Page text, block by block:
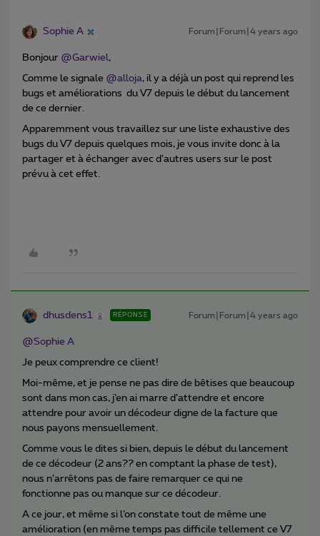
Sophie A Forum|Forum|4 years ago
Bonjour @Garwiel,
Comme le signale @alloja, il y a déjà un post qui reprend les
bugs et améliorations du V7 depuis le début du lancement
de ce dernier.
Apparemment vous travaillez sur une liste exhaustive des
bugs du V7 depuis quelques mois, je vous invite donc à la
partager et à échanger avec d’autres users sur le post
prévu à cet effet.
dhusdens1 RÉPONSE Forum|Forum|4 years ago
@Sophie A
Je peux comprendre ce client!
Moi-même, et je pense ne pas dire de bêtises que beaucoup
sont dans mon cas, j’en ai marre d’attendre et encore
attendre pour avoir un décodeur digne de la facture que
nous payons mensuellement.
Comme vous le dites si bien, depuis le début du lancement
de ce décodeur (2 ans?? en comptant la phase de test),
nous n’arrêtons pas de faire remarquer ce qui ne
fonctionne pas ou manque sur ce décodeur.
A ce jour, et même si l’on constate tout de même une
amélioration (en même temps pas difficile tellement ce V7